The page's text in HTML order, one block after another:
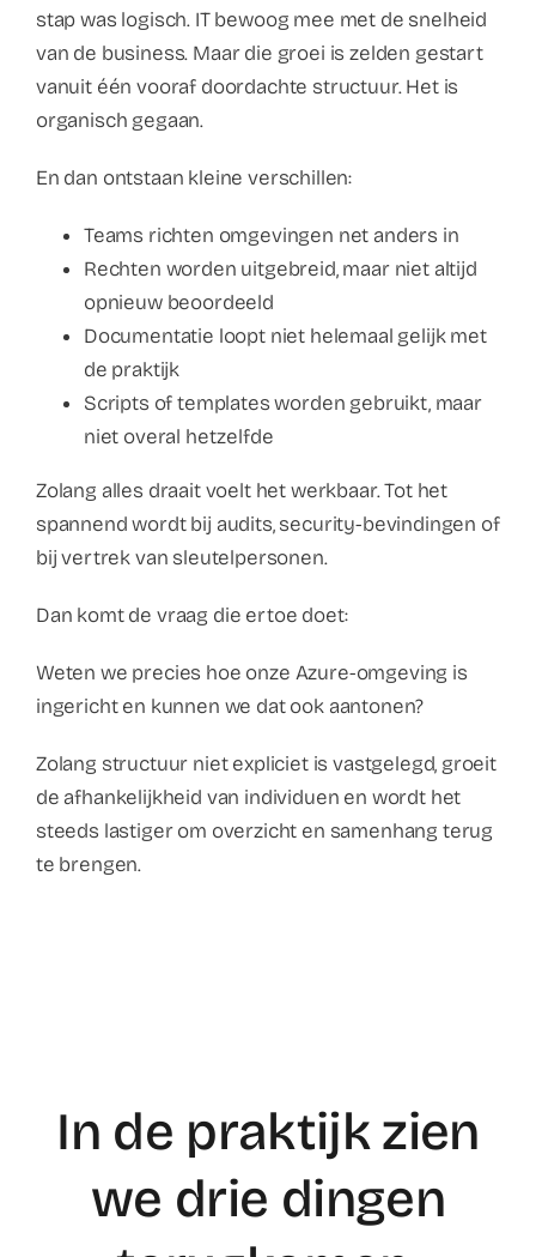
stap was logisch. IT bewoog mee met de snelheid
van de business. Maar die groei is zelden gestart
vanuit één vooraf doordachte structuur. Het is
organisch gegaan.
En dan ontstaan kleine verschillen:
Teams richten omgevingen net anders in
Rechten worden uitgebreid, maar niet altijd
opnieuw beoordeeld
Documentatie loopt niet helemaal gelijk met
de praktijk
Scripts of templates worden gebruikt, maar
niet overal hetzelfde
Zolang alles draait voelt het werkbaar. Tot het
spannend wordt bij audits, security-bevindingen of
bij vertrek van sleutelpersonen.
Dan komt de vraag die ertoe doet:
Weten we precies hoe onze Azure-omgeving is
ingericht en kunnen we dat ook aantonen?
Zolang structuur niet expliciet is vastgelegd, groeit
de afhankelijkheid van individuen en wordt het
steeds lastiger om overzicht en samenhang terug
te brengen.
In de praktijk zien
we drie dingen